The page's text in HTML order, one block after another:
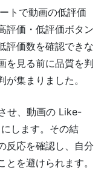
トで動画の低評価
評価・低評価ボタン
評価数を確認できな
を見る前に品質を判
集まりました。
せ、動画の Like-
します。その結
反応を確認し、自分
を避けられます。